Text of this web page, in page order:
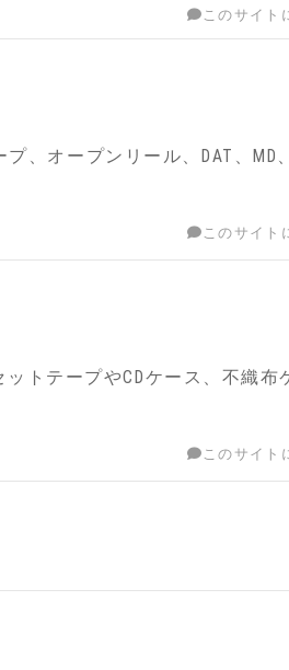
このサイト
、オープンリール、DAT、MD
このサイト
トテープやCDケース、不織布
このサイト